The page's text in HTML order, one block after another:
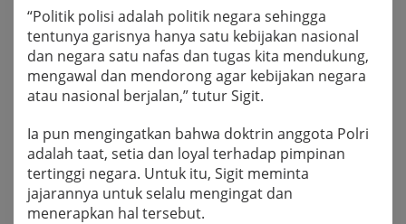
“Politik polisi adalah politik negara sehingga
tentunya garisnya hanya satu kebijakan nasional
dan negara satu nafas dan tugas kita mendukung,
mengawal dan mendorong agar kebijakan negara
atau nasional berjalan,” tutur Sigit.
Ia pun mengingatkan bahwa doktrin anggota Polri
adalah taat, setia dan loyal terhadap pimpinan
tertinggi negara. Untuk itu, Sigit meminta
jajarannya untuk selalu mengingat dan
menerapkan hal tersebut.